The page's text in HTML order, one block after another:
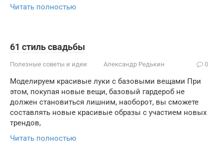
Читать полностью
61 стиль свадьбы
Полезные советы и идеи Александр Редькин 0
Моделируем красивые луки с базовыми вещами При
этом, покупая новые вещи, базовый гардероб не
должен становиться лишним, наоборот, вы сможете
составлять новые красивые образы с участием новых
трендов,
Читать полностью